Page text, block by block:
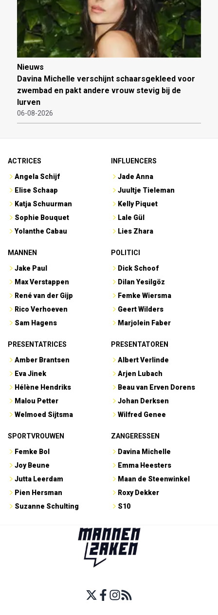
Nieuws
Davina Michelle verschijnt schaarsgekleed voor
zwembad en pakt andere vrouw stevig bij de
lurven
06-08-2026
ACTRICES
Angela Schijf
Elise Schaap
Katja Schuurman
Sophie Bouquet
Yolanthe Cabau
INFLUENCERS
Jade Anna
Juultje Tieleman
Kelly Piquet
Lale Gül
Lies Zhara
MANNEN
Jake Paul
Max Verstappen
René van der Gijp
Rico Verhoeven
Sam Hagens
POLITICI
Dick Schoof
Dilan Yesilgöz
Femke Wiersma
Geert Wilders
Marjolein Faber
PRESENTATRICES
Amber Brantsen
Eva Jinek
Hélène Hendriks
Malou Petter
Welmoed Sijtsma
PRESENTATOREN
Albert Verlinde
Arjen Lubach
Beau van Erven Dorens
Johan Derksen
Wilfred Genee
SPORTVROUWEN
Femke Bol
Joy Beune
Jutta Leerdam
Pien Hersman
Suzanne Schulting
ZANGERESSEN
Davina Michelle
Emma Heesters
Maan de Steenwinkel
Roxy Dekker
S10